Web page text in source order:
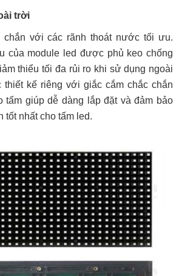
trời
chắn với các rãnh thoát nước tối ưu.
của module led được phủ keo chống
thiểu tối đa rủi ro khi sử dụng ngoài
kế riêng với giắc cắm chắc chắn
tấm giúp dễ dàng lắp đặt và đảm bảo
tốt nhất cho tấm led.